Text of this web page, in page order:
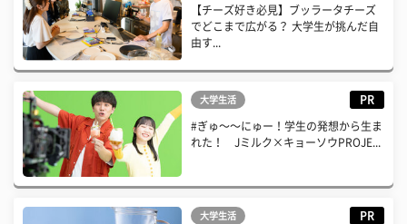
【チーズ好き必見】ブッラータチーズ
でどこまで広がる？ 大学生が挑んだ自
由す...
大学生活 PR
#ぎゅ〜〜にゅー！学生の発想から生ま
れた！ Jミルク×キョーソウPROJE...
大学生活 PR